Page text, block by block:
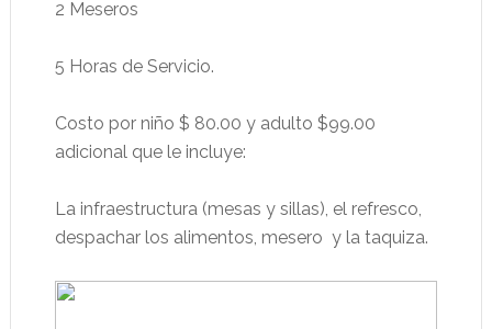
2 Meseros
5 Horas de Servicio.
Costo por niño $ 80.00 y adulto $99.00
adicional que le incluye:
La infraestructura (mesas y sillas), el refresco,
despachar los alimentos, mesero y la taquiza.